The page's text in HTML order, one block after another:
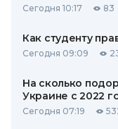
Сегодня 10:17 83
Как студенту
Сегодня 09:09
На сколько
Украине с 2022
Сегодня 07:19